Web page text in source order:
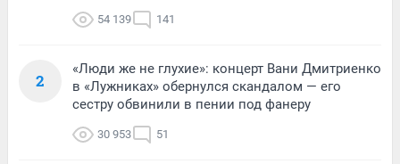
54 139 141
2
«Люди же не глухие»: концерт Вани Дмитриенко
в «Лужниках» обернулся скандалом — его
сестру обвинили в пении под фанеру
30 953 51